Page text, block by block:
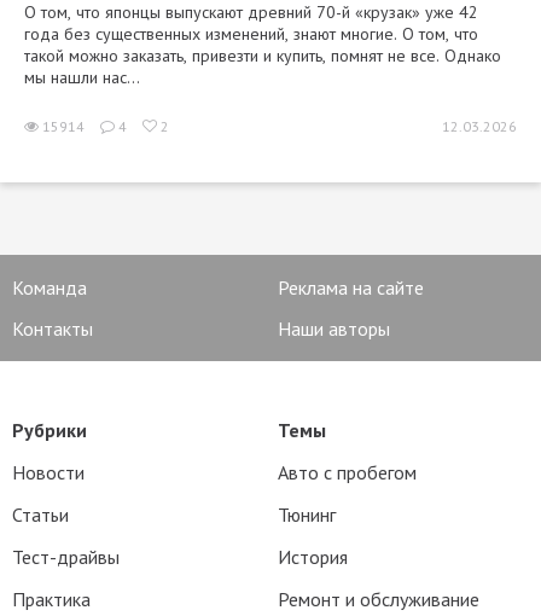
О том, что японцы выпускают древний 70-й «крузак» уже 42
года без существенных изменений, знают многие. О том, что
такой можно заказать, привезти и купить, помнят не все. Однако
мы нашли нас...
15914 4 2 12.03.2026
Команда
Реклама на сайте
Контакты
Наши авторы
Рубрики
Новости
Статьи
Тест-драйвы
Практика
Темы
Авто с пробегом
Тюнинг
История
Ремонт и обслуживание